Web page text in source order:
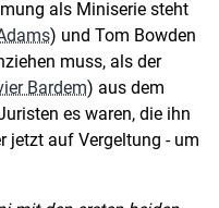
als Miniserie steht
) und Tom Bowden
muss, als der
Bardem) aus dem
es waren, die ihn
jetzt auf Vergeltung - um